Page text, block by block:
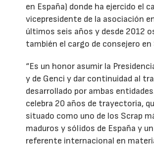
en España) donde ha ejercido el
vicepresidente de la asociación
últimos seis años y desde 2012
también el cargo de consejero en
“Es un honor asumir la
y de Genci y dar continuidad al
desarrollado por ambas
celebra 20 años de trayectoria,
situado como uno de los Scrap
maduros y sólidos de España y
referente internacional en